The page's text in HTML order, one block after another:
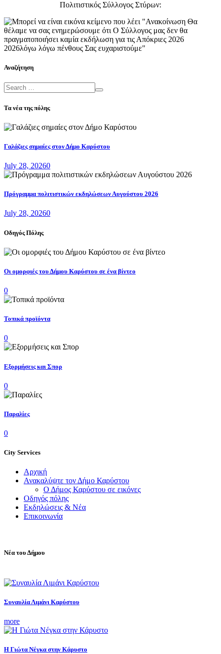
Πολιτιστικός Σύλλογος Στύρων:
Αναζήτηση
Τα νέα της πόλης
Γαλάζιες σημαίες στον Δήμο Καρύστου
July 28, 20260
Πρόγραμμα πολιτιστικών εκδηλώσεων Αυγούστου 2026
July 28, 20260
Οδηγός Πόλης
Οι ομορφιές του Δήμου Καρύστου σε ένα βίντεο
0
Τοπικά προϊόντα
0
Εξορμήσεις και Σπορ
0
Παραλίες
0
City Services
Αρχική
Ανακαλύψτε τον Δήμο Καρύστου
Ο Δήμος Καρύστου σε εικόνες
Οδηγός πόλης
Εκδηλώσεις & Νέα
Επικοινωνία
Νέα του Δήμου
Συναυλία Λιμάνι Καρύστου
more
Η Γιώτα Νέγκα στην Κάρυστο